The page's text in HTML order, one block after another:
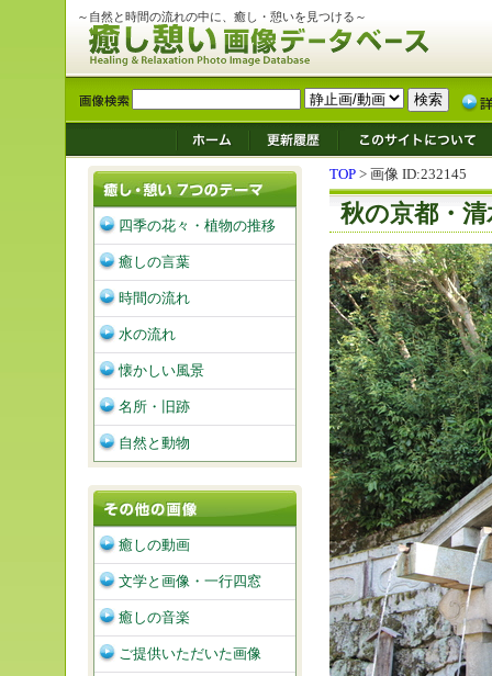
～自然と時間の流れの中に、癒し・憩いを見つける～
TOP > 画像 ID:232145
秋の京都・
四季の花々・植物の推移
癒しの言葉
時間の流れ
水の流れ
懐かしい風景
名所・旧跡
自然と動物
癒しの動画
文学と画像・一行四窓
癒しの音楽
ご提供いただいた画像